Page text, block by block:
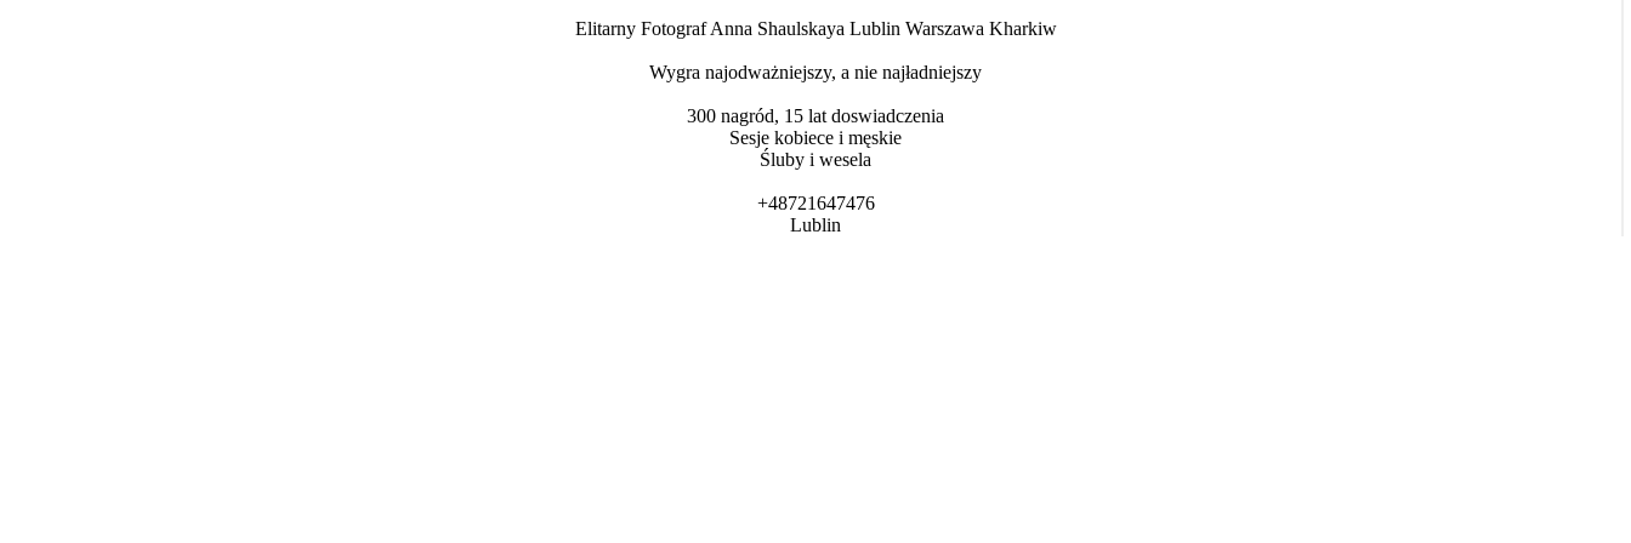
Elitarny Fotograf Anna Shaulskaya Lublin Warszawa Kharkiw
Wygra najodważniejszy, a nie najładniejszy
300 nagród, 15 lat doswiadczenia
Sesje kobiece i męskie
Śluby i wesela
+48721647476
Lublin